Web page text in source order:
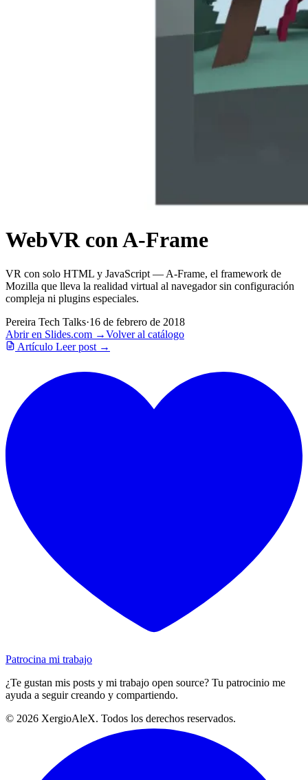
WebVR con A-Frame
VR con solo HTML y JavaScript — A-Frame, el framework de
Mozilla que lleva la realidad virtual al navegador sin configuración
compleja ni plugins especiales.
Pereira Tech Talks·16 de febrero de 2018
Abrir en Slides.com →Volver al catálogo
Artículo Leer post →
Patrocina mi trabajo
¿Te gustan mis posts y mi trabajo open source? Tu patrocinio me
ayuda a seguir creando y compartiendo.
© 2026 XergioAleX. Todos los derechos reservados.